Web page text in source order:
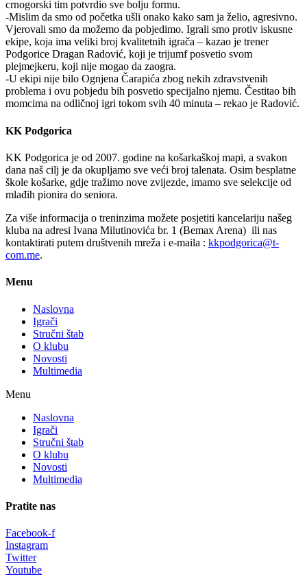
crnogorski tim potvrdio sve bolju formu.
-Mislim da smo od početka ušli onako kako sam ja želio, agresivno.
Vjerovali smo da možemo da pobjedimo. Igrali smo protiv iskusne
ekipe, koja ima veliki broj kvalitetnih igrača – kazao je trener
Podgorice Dragan Radović, koji je trijumf posvetio svom
plejmejkeru, koji nije mogao da zaogra.
-U ekipi nije bilo Ognjena Čarapića zbog nekih zdravstvenih
problema i ovu pobjedu bih posvetio specijalno njemu. Čestitao bih
momcima na odličnoj igri tokom svih 40 minuta – rekao je Radović.
KK Podgorica
KK Podgorica je od 2007. godine na košarkaškoj mapi, a svakon
dana naš cilj je da okupljamo sve veći broj talenata. Osim besplatne
škole košarke, gdje tražimo nove zvijezde, imamo sve selekcije od
mlađih pionira do seniora.
Za više informacija o treninzima možete posjetiti kancelariju našeg
kluba na adresi Ivana Milutinovića br. 1 (Bemax Arena) ili nas
kontaktirati putem društvenih mreža i e-maila : kkpodgorica@t-
com.me.
Menu
Naslovna
Igrači
Stručni štab
O klubu
Novosti
Multimedia
Menu
Naslovna
Igrači
Stručni štab
O klubu
Novosti
Multimedia
Pratite nas
Facebook-f
Instagram
Twitter
Youtube